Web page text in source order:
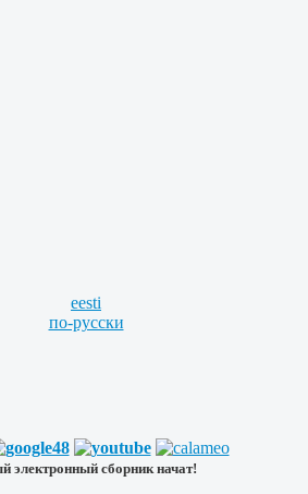
eesti
по-русски
электронный сборник начат!